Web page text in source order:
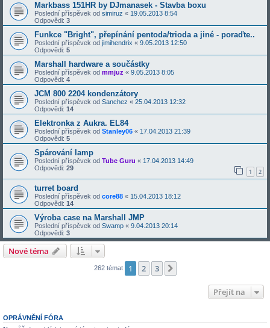
Markbass 151HR by DJmanasek - Stavba boxu
Poslední příspěvek od simiruz « 19.05.2013 8:54
Odpovědi: 3
Funkce "Bright", přepínání pentoda/trioda a jiné - poraďte..
Poslední příspěvek od jimihendrix « 9.05.2013 12:50
Odpovědi: 5
Marshall hardware a součástky
Poslední příspěvek od mmjuz « 9.05.2013 8:05
Odpovědi: 4
JCM 800 2204 kondenzátory
Poslední příspěvek od Sanchez « 25.04.2013 12:32
Odpovědi: 14
Elektronka z Aukra. EL84
Poslední příspěvek od Stanley06 « 17.04.2013 21:39
Odpovědi: 5
Spárování lamp
Poslední příspěvek od Tube Guru « 17.04.2013 14:49
Odpovědi: 29 1 2
turret board
Poslední příspěvek od core88 « 15.04.2013 18:12
Odpovědi: 14
Výroba case na Marshall JMP
Poslední příspěvek od Swamp « 9.04.2013 20:14
Odpovědi: 3
Nové téma
262 témat 1 2 3
Přejít na
OPRÁVNĚNÍ FÓRA